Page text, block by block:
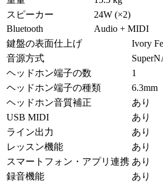
スピーカー
24W (×2)
Bluetooth
Audio + MIDI
鍵盤の表面仕上げ
Ivory
音源方式
ヘッドホン端子の数
1
ヘッドホン端子の種類
6.3mm
ヘッドホン音質補正
あり
USB MIDI
あり
ライン出力
あり
レッスン機能
あり
スマートフォン・アプリ連携 あり
録音機能
あり